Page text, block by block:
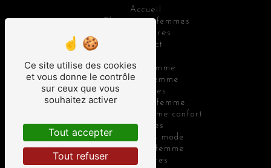
Accueil
Chaussures femmes
Accessoires
Contact
Bottes femme
Baskets femme
Sandales
Chaussure femme
Chaussure femme confort
Bottines
Accessoires mode
Mocassins femme
Ballerines
Ce site utilise des cookies
et vous donne le contrôle
sur ceux que vous
souhaitez activer
Tout accepter
Tout refuser